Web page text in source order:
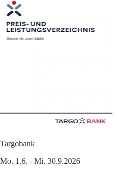
Targobank
Mo. 1.6. - Mi. 30.9.2026